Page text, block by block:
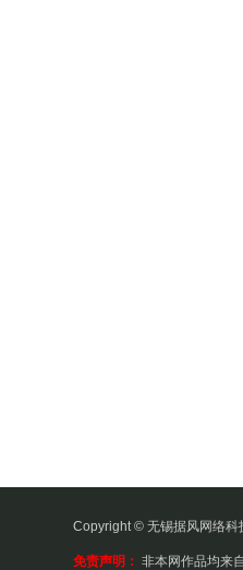
Copyright © 无锡据风网络科
免责声明： 非本网作品均来